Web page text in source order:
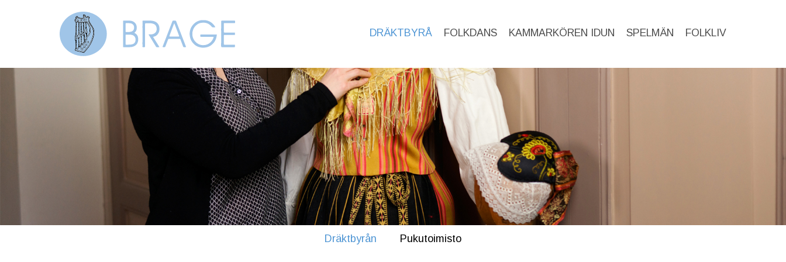
DRÄKTBYRÅ FOLKDANS KAMMARKÖREN IDUN SPELMÄN FOLKLIV
Dräktbyrån Pukutoimisto